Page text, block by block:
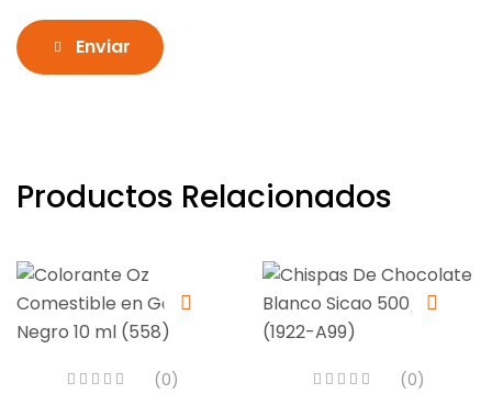
Enviar
Productos Relacionados
(0) (0)